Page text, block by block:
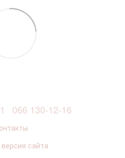
066 130-12-16
сайта